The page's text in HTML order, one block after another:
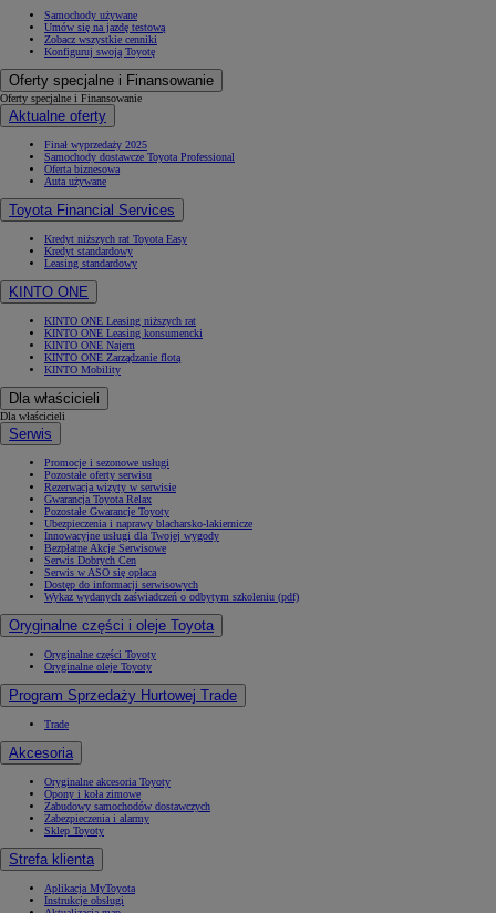
Samochody używane
Umów się na jazdę testową
Zobacz wszystkie cenniki
Konfiguruj swoją Toyotę
Oferty specjalne i Finansowanie
Oferty specjalne i Finansowanie
Aktualne oferty
Finał wyprzedaży 2025
Samochody dostawcze Toyota Professional
Oferta biznesowa
Auta używane
Toyota Financial Services
Kredyt niższych rat Toyota Easy
Kredyt standardowy
Leasing standardowy
KINTO ONE
KINTO ONE Leasing niższych rat
KINTO ONE Leasing konsumencki
KINTO ONE Najem
KINTO ONE Zarządzanie flotą
KINTO Mobility
Dla właścicieli
Dla właścicieli
Serwis
Promocje i sezonowe usługi
Pozostałe oferty serwisu
Rezerwacja wizyty w serwisie
Gwarancja Toyota Relax
Pozostałe Gwarancje Toyoty
Ubezpieczenia i naprawy blacharsko-lakiernicze
Innowacyjne usługi dla Twojej wygody
Bezpłatne Akcje Serwisowe
Serwis Dobrych Cen
Serwis w ASO się opłaca
Dostęp do informacji serwisowych
Wykaz wydanych zaświadczeń o odbytym szkoleniu (pdf)
Oryginalne części i oleje Toyota
Oryginalne części Toyoty
Oryginalne oleje Toyoty
Program Sprzedaży Hurtowej Trade
Trade
Akcesoria
Oryginalne akcesoria Toyoty
Opony i koła zimowe
Zabudowy samochodów dostawczych
Zabezpieczenia i alarmy
Sklep Toyoty
Strefa klienta
Aplikacja MyToyota
Instrukcje obsługi